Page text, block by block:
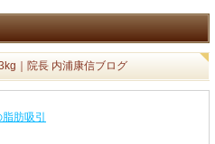
｜院長 内浦康信ブログ
肪吸引